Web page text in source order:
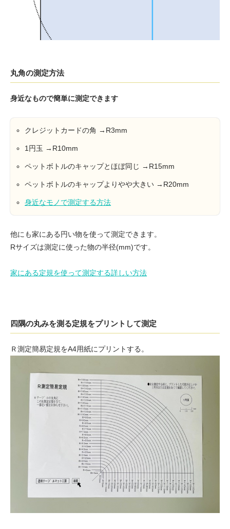
丸角の測定方法
身近なもので簡単に測定できます
クレジットカードの角 →R3mm
1円玉 →R10mm
ペットボトルのキャップとほぼ同じ →R15mm
ペットボトルのキャップよりやや大きい →R20mm
身近なモノで測定する方法
他にも家にある円い物を使って測定できます。
Rサイズは測定に使った物の半径(mm)です。
家にある定規を使って測定する詳しい方法
四隅の丸みを測る定規をプリントして測定
Ｒ測定簡易定規をA4用紙にプリントする。